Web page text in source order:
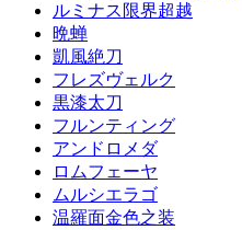
ルミナス限界超越
晩蝉
凱風絶刀
フレズヴェルク
黒漆太刀
フルンティング
アンドロメダ
ロムフェーヤ
ムルシエラゴ
温羅面金色之装